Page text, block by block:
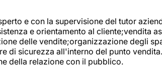
e con la supervisione del tutor
e orientamento al cliente;vendita
delle vendite;organizzazione degli
di sicurezza all'interno del punto
della relazione con il pubblico.